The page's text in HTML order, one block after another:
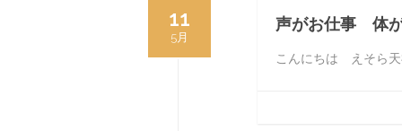
11
5月
声がお仕事 体
こんにちは えそら天